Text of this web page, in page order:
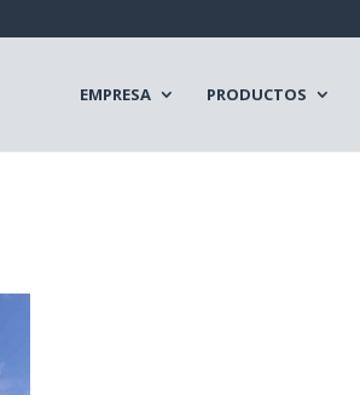
EMPRESA PRODUCTOS